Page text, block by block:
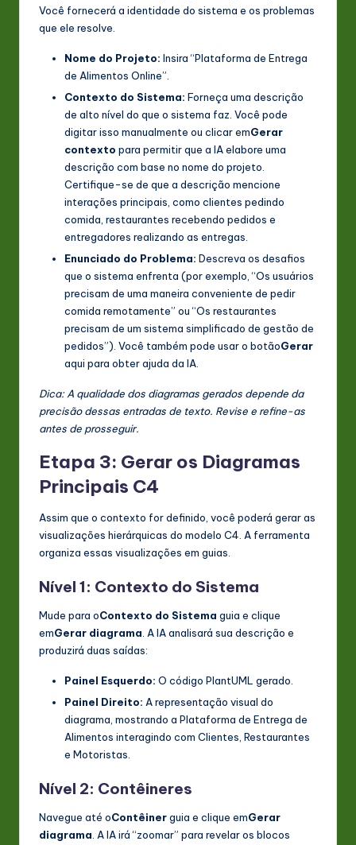
Você fornecerá a identidade do sistema e os problemas
que ele resolve.
Nome do Projeto: Insira “Plataforma de Entrega
de Alimentos Online”.
Contexto do Sistema: Forneça uma descrição
de alto nível do que o sistema faz. Você pode
digitar isso manualmente ou clicar emGerar
contexto para permitir que a IA elabore uma
descrição com base no nome do projeto.
Certifique-se de que a descrição mencione
interações principais, como clientes pedindo
comida, restaurantes recebendo pedidos e
entregadores realizando as entregas.
Enunciado do Problema: Descreva os desafios
que o sistema enfrenta (por exemplo, “Os usuários
precisam de uma maneira conveniente de pedir
comida remotamente” ou “Os restaurantes
precisam de um sistema simplificado de gestão de
pedidos”). Você também pode usar o botãoGerar
aqui para obter ajuda da IA.
Dica: A qualidade dos diagramas gerados depende da
precisão dessas entradas de texto. Revise e refine-as
antes de prosseguir.
Etapa 3: Gerar os Diagramas
Principais C4
Assim que o contexto for definido, você poderá gerar as
visualizações hierárquicas do modelo C4. A ferramenta
organiza essas visualizações em guias.
Nível 1: Contexto do Sistema
Mude para oContexto do Sistema guia e clique
emGerar diagrama . A IA analisará sua descrição e
produzirá duas saídas:
Painel Esquerdo: O código PlantUML gerado.
Painel Direito: A representação visual do
diagrama, mostrando a Plataforma de Entrega de
Alimentos interagindo com Clientes, Restaurantes
e Motoristas.
Nível 2: Contêineres
Navegue até oContêinerguia e clique emGerar
diagrama. A IA irá “zoomar” para revelar os blocos